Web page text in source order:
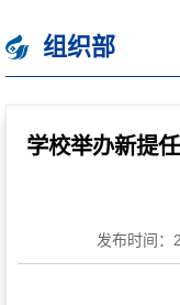
组织部
学校举办新提
发布时间：